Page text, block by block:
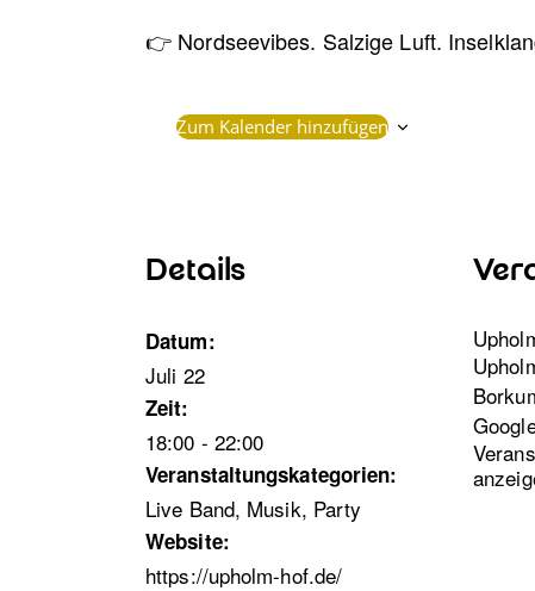
👉 Nordseevibes. Salzige Luft.
Zum Kalender hinzufügen
Details
Datum:
Juli 22
Zeit:
18:00 - 22:00
Veranstaltungskategorien:
Live Band, Musik, Party
Website:
https://upholm-hof.de/